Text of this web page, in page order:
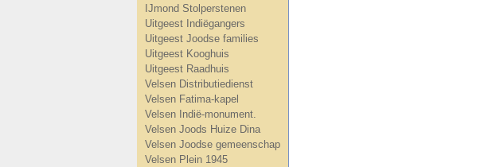
IJmond Stolperstenen
Uitgeest Indiëgangers
Uitgeest Joodse families
Uitgeest Kooghuis
Uitgeest Raadhuis
Velsen Distributiedienst
Velsen Fatima-kapel
Velsen Indië-monument.
Velsen Joods Huize Dina
Velsen Joodse gemeenschap
Velsen Plein 1945